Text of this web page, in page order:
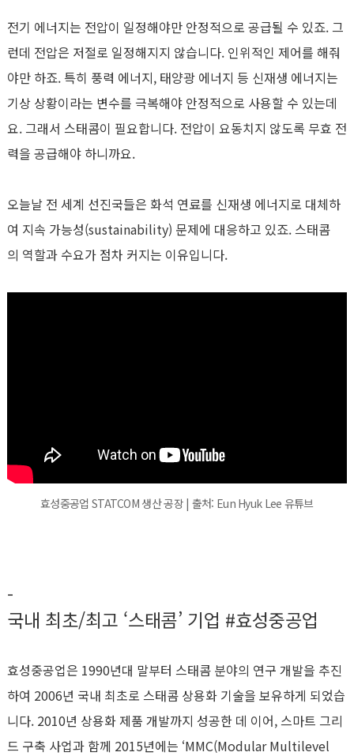
전기 에너지는 전압이 일정해야만 안정적으로 공급될 수 있죠. 그
런데 전압은 저절로 일정해지지 않습니다. 인위적인 제어를 해줘
야만 하죠. 특히 풍력 에너지, 태양광 에너지 등 신재생 에너지는
기상 상황이라는 변수를 극복해야 안정적으로 사용할 수 있는데
요. 그래서 스태콤이 필요합니다. 전압이 요동치지 않도록 무효 전
력을 공급해야 하니까요.
오늘날 전 세계 선진국들은 화석 연료를 신재생 에너지로 대체하
여 지속 가능성(sustainability) 문제에 대응하고 있죠. 스태콤
의 역할과 수요가 점차 커지는 이유입니다.
효성중공업 STATCOM 생산 공장 | 출처: Eun Hyuk Lee 유튜브
-
국내 최초/최고 ‘스태콤’ 기업 #효성중공업
효성중공업은 1990년대 말부터 스태콤 분야의 연구 개발을 추진
하여 2006년 국내 최초로 스태콤 상용화 기술을 보유하게 되었습
니다. 2010년 상용화 제품 개발까지 성공한 데 이어, 스마트 그리
드 구축 사업과 함께 2015년에는 ‘MMC(Modular Multilevel